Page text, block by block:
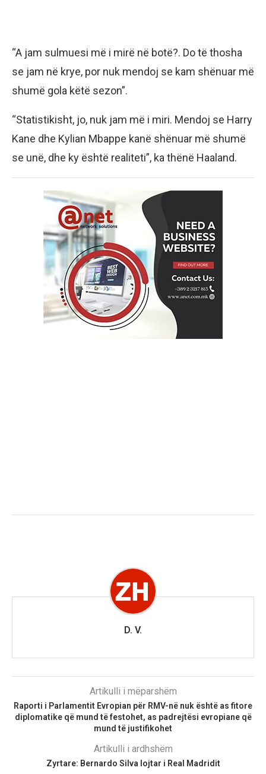
“A jam sulmuesi më i mirë në botë?. Do të thosha
se jam në krye, por nuk mendoj se kam shënuar më
shumë gola këtë sezon”.
“Statistikisht, jo, nuk jam më i miri. Mendoj se Harry
Kane dhe Kylian Mbappe kanë shënuar më shumë
se unë, dhe ky është realiteti”, ka thënë Haaland.
D. V.
Artikulli i mëparshëm
Raporti i Parlamentit Evropian për RMV-në nuk është as fitore
diplomatike që mund të festohet, as padrejtësi evropiane që
mund të justifikohet
Artikulli i ardhshëm
Zyrtare: Bernardo Silva lojtar i Real Madridit